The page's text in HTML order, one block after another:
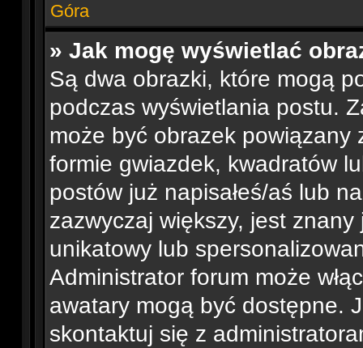
Góra
» Jak mogę wyświetlać
Są dwa obrazki, które mogą
podczas wyświetlania postu.
może być obrazek powiązany
formie gwiazdek, kwadratów
postów już napisałeś/aś lub
zazwyczaj większy, jest
unikatowy lub
Administrator forum może
awatary mogą być dostępne.
skontaktuj się z